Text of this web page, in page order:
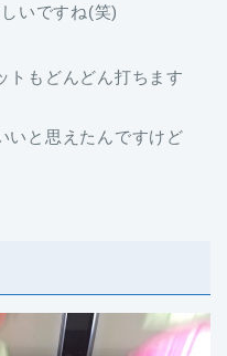
いですね(笑)
トもどんどん打ちます
いと思えたんですけど